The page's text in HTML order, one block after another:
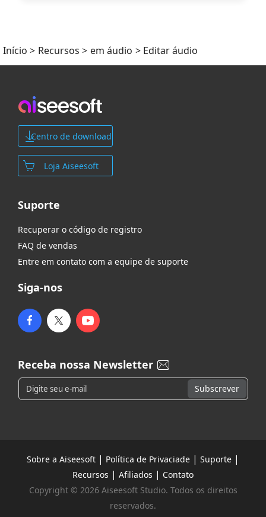
Início > Recursos > em áudio > Editar áudio
Centro de download
Loja Aiseesoft
Suporte
Recuperar o código de registro
FAQ de vendas
Entre em contato com a equipe de suporte
Siga-nos
Receba nossa Newsletter
Sobre a Aiseesoft | Política de Privaciade | Suporte |
Recursos | Afiliados | Contato
Copyright © 2026 Aiseesoft Studio. Todos os direitos
reservados.